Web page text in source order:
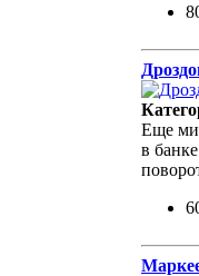
Еще
в